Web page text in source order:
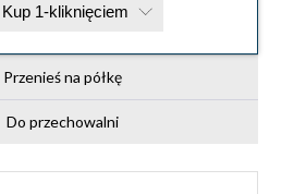
Kup 1-kliknięciem
Przenieś na półkę
Do przechowalni